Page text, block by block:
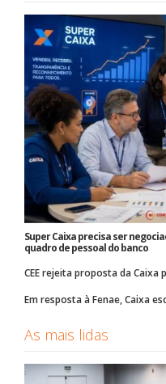
Super Caixa precisa ser
quadro de pessoal do banco
CEE rejeita proposta da
Em resposta à Fenae, Caixa
As mais lidas